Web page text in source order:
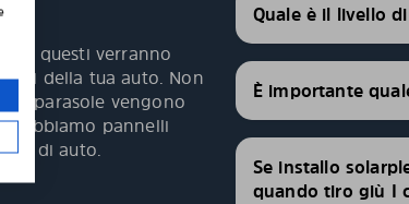
questi verranno
della tua auto. Non
parasole vengono
Abbiamo pannelli
di auto.
Quale è il livello
È importante
Se installo
quando tiro giù I